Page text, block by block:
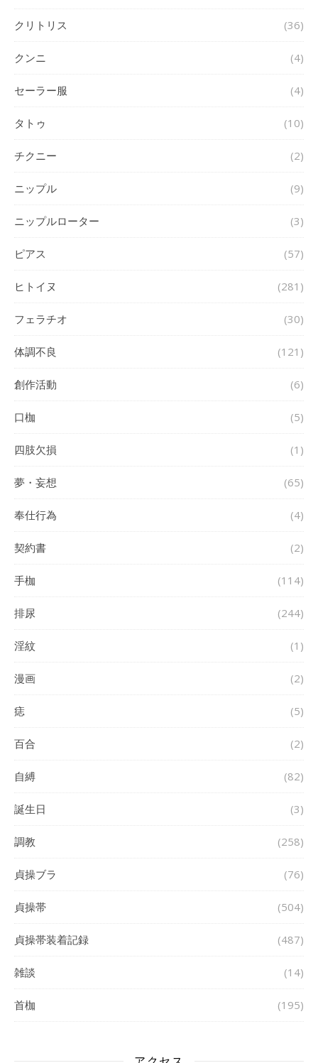
クリトリス (36)
クンニ (4)
セーラー服 (4)
タトゥ (10)
チクニー (2)
ニップル (9)
ニップルローター (3)
ピアス (57)
ヒトイヌ (281)
フェラチオ (30)
体調不良 (121)
創作活動 (6)
口枷 (5)
四肢欠損 (1)
夢・妄想 (65)
奉仕行為 (4)
契約書 (2)
手枷 (114)
排尿 (244)
淫紋 (1)
漫画 (2)
痣 (5)
百合 (2)
自縛 (82)
誕生日 (3)
調教 (258)
貞操ブラ (76)
貞操帯 (504)
貞操帯装着記録 (487)
雑談 (14)
首枷 (195)